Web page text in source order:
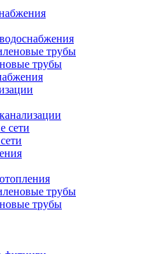
трубы
трубы
сети
трубы
трубы